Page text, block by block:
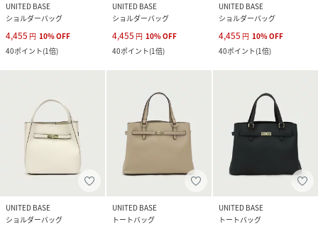
UNITED BASE
ショルダーバッグ
4,455 円 10%OFF
40ポイント(1倍)
UNITED BASE
ショルダーバッグ
4,455 円 10%OFF
40ポイント(1倍)
UNITED BASE
ショルダーバッグ
4,455 円 10%OFF
40ポイント(1倍)
UNITED BASE
ショルダーバッグ
UNITED BASE
トートバッグ
UNITED BASE
トートバッグ